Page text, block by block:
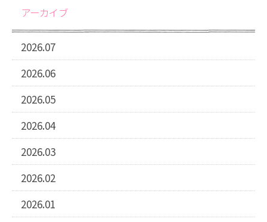
アーカイブ
2026.07
2026.06
2026.05
2026.04
2026.03
2026.02
2026.01